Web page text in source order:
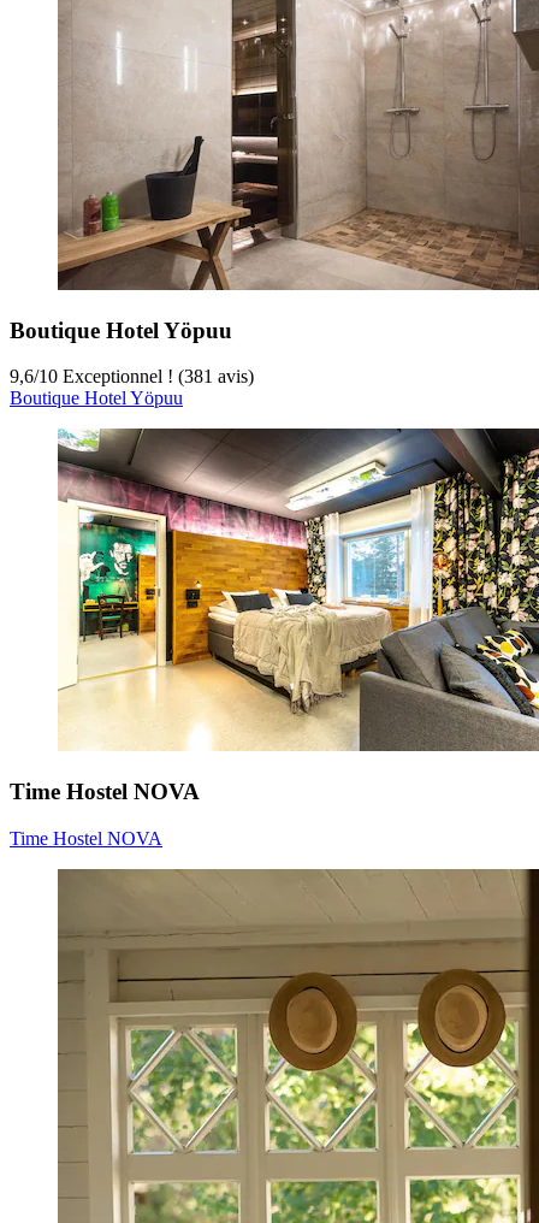
Boutique Hotel Yöpuu
9,6/10 Exceptionnel ! (381 avis)
Boutique Hotel Yöpuu
Time Hostel NOVA
Time Hostel NOVA